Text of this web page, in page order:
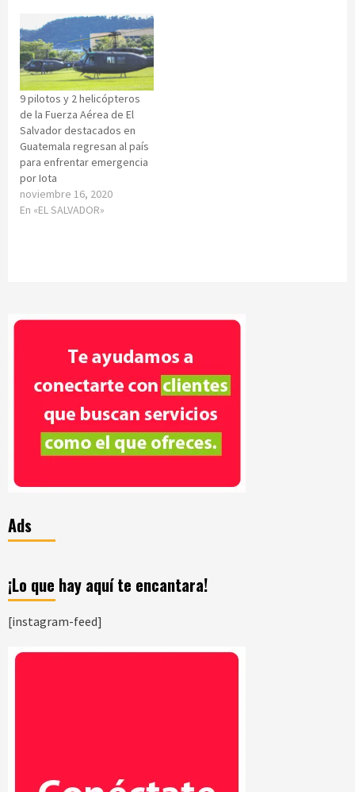
9 pilotos y 2 helicópteros
de la Fuerza Aérea de El
Salvador destacados en
Guatemala regresan al país
para enfrentar emergencia
por Iota
noviembre 16, 2020
En «EL SALVADOR»
Ads
¡Lo que hay aquí te encantara!
[instagram-feed]